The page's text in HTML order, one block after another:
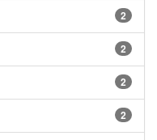
2
2
2
2